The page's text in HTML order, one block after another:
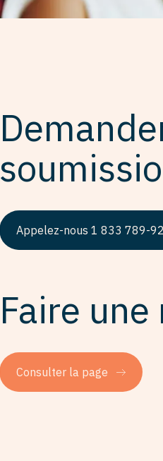
Appelez-nous 1 833 789-
Faire
Consulter la page